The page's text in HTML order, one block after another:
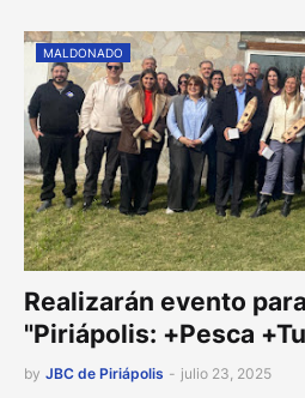
MALDONADO
Realizarán evento
"Piriápolis: +Pesca
by JBC de Piriápolis - julio 23, 2025